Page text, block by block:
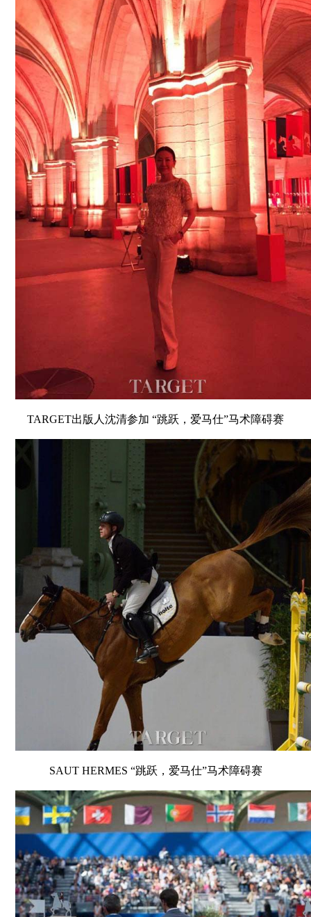
TARGET出版人沈清参加 “跳跃，爱马仕”马术障碍赛
SAUT HERMES “跳跃，爱马仕”马术障碍赛